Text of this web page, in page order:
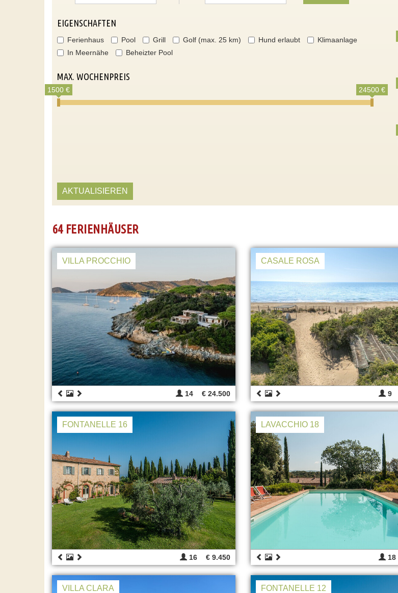
EIGENSCHAFTEN
Ferienhaus Pool Grill Golf (max. 25 km) Hund erlaubt
Klimaanlage
In Meernähe
Beheizter Pool
MAX. WOCHENPREIS
1500 € 24500 €
AKTUALISIEREN
64 FERIENHÄUSER
VILLA PROCCHIO
14 € 24.500
CASALE ROSA
9
FONTANELLE 16
16 € 9.450
LAVACCHIO 18
18
VILLA CLARA FONTANELLE 12